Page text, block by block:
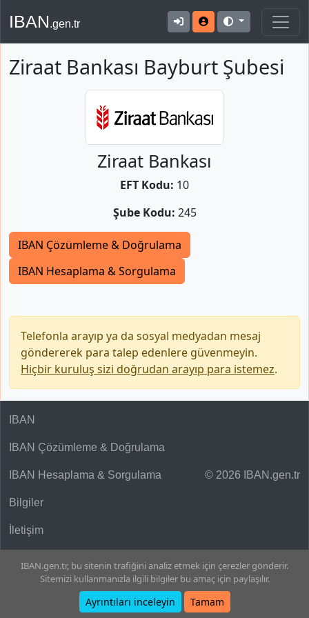
IBAN.gen.tr
Ziraat Bankası Bayburt Şubesi
Ziraat Bankası
EFT Kodu: 10
Şube Kodu: 245
IBAN Çözümleme & Doğrulama
IBAN Hesaplama & Sorgulama
Telefonla arayıp ya da sosyal medyadan mesaj
göndererek para talep edenlere güvenmeyin.
Hiçbir kuruluş sizi doğrudan arayıp para istemez.
© 2026 IBAN.gen.tr
IBAN
IBAN Çözümleme & Doğrulama
IBAN Hesaplama & Sorgulama
Bilgiler
İletişim
IBAN.gen.tr, bu sitenin trafiğini analiz etmek için çerezler gönderir.
Sitemizi kullanmanızla ilgili bilgiler bu amaç için paylaşılır.
Ayrıntıları inceleyin Tamam